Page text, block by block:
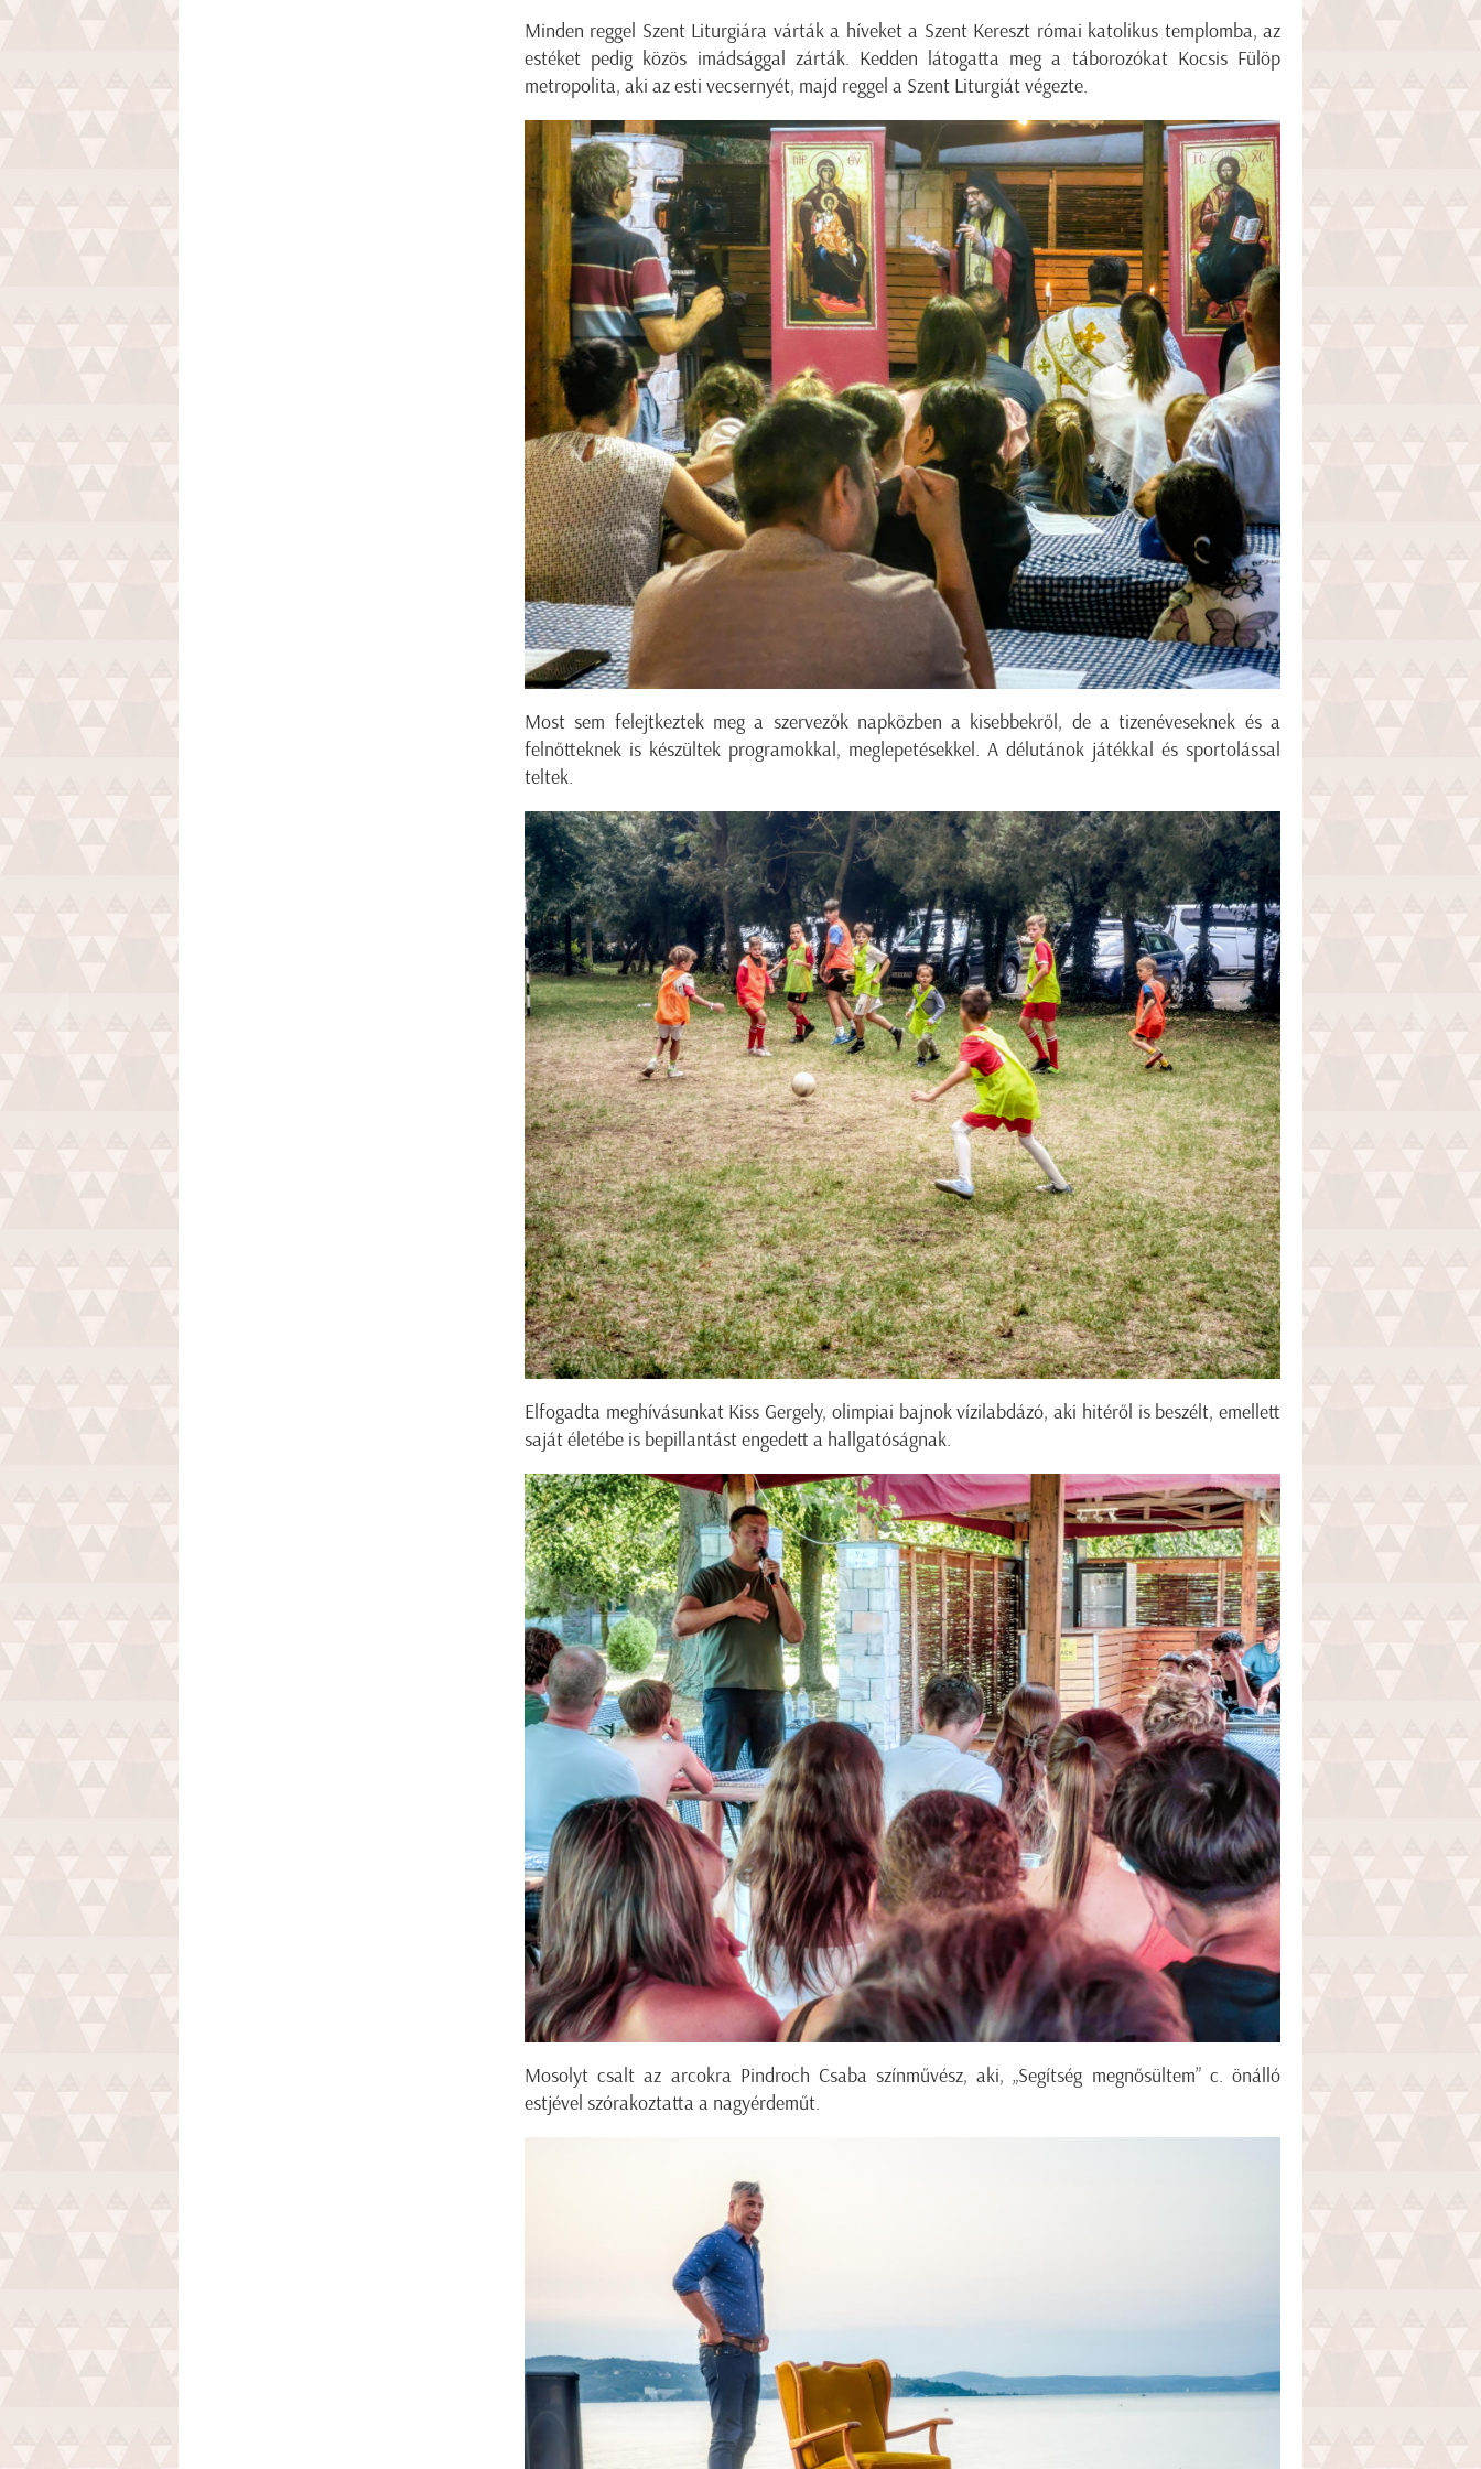
Minden reggel Szent Liturgiára várták a híveket a Szent Kereszt római katolikus templomba, az
estéket pedig közös imádsággal zárták. Kedden látogatta meg a táborozókat Kocsis Fülöp
metropolita, aki az esti vecsernyét, majd reggel a Szent Liturgiát végezte.
Most sem felejtkeztek meg a szervezők napközben a kisebbekről, de a tizenéveseknek és a
felnőtteknek is készültek programokkal, meglepetésekkel. A délutánok játékkal és sportolással
teltek.
Elfogadta meghívásunkat Kiss Gergely, olimpiai bajnok vízilabdázó, aki hitéről is beszélt, emellett
saját életébe is bepillantást engedett a hallgatóságnak.
Mosolyt csalt az arcokra Pindroch Csaba színművész, aki, „Segítség megnősültem” c. önálló
estjével szórakoztatta a nagyérdeműt.